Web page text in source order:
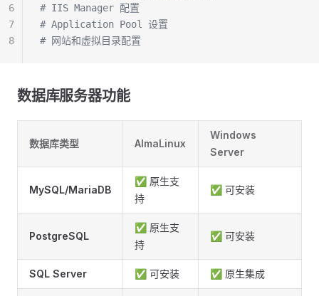
# IIS Manager 配置
# Application Pool 设置
# 网站和虚拟目录配置
6
7
8
数据库服务器功能
数据库类型 AlmaLinux
Windows
Server
MySQL/MariaDB
✅ 原生支
持
✅ 可安装
PostgreSQL
✅ 原生支
持
✅ 可安装
SQL Server ✅ 可安装 ✅ 原生集成